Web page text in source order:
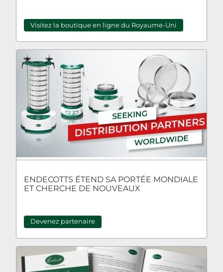
Visitez la boutique en ligne du Royaume-Uni
ENDECOTTS ÉTEND SA PORTÉE MONDIALE
ET CHERCHE DE NOUVEAUX
Devenez partenaire